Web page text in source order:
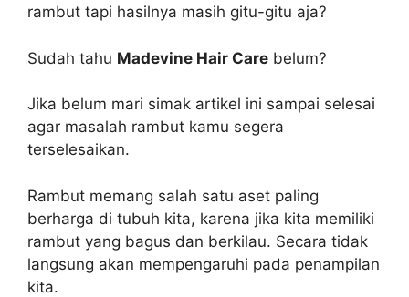
rambut tapi hasilnya masih gitu-gitu aja?
Sudah tahu Madevine Hair Care belum?
Jika belum mari simak artikel ini sampai selesai
agar masalah rambut kamu segera
terselesaikan.
Rambut memang salah satu aset paling
berharga di tubuh kita, karena jika kita memiliki
rambut yang bagus dan berkilau. Secara tidak
langsung akan mempengaruhi pada penampilan
kita.